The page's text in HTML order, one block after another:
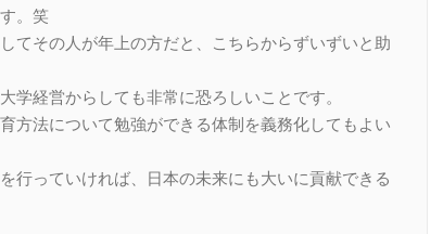
。笑
てその人が年上の方だと、こちらからずいずいと助
学経営からしても非常に恐ろしいことです。
方法について勉強ができる体制を義務化してもよい
行っていければ、日本の未来にも大いに貢献できる